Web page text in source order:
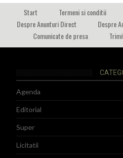
Start Termeni si conditii
Despre Anunturi Direct
Despre
Comunicate de presa
Agenda
Editorial
Super
Licitatii